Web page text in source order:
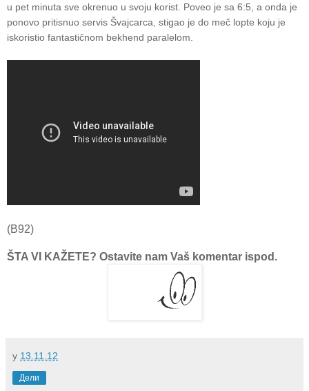
u pet minuta sve okrenuo u svoju korist. Poveo je sa 6:5, a onda je
ponovo pritisnuo servis Švajcarca, stigao je do meč lopte koju je
iskoristio fantastičnom bekhend paralelom.
(B92)
ŠTA VI KAŽETE? Ostavite nam Vaš komentar ispod.
у 13.11.12
Дели